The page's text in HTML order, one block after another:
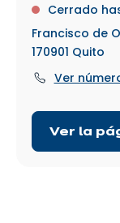
Cerrado
Francisco de
170901 Quito
Ver
Ver la